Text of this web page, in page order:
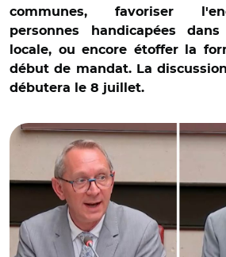
communes, favoriser
personnes handicapées
locale, ou encore étoffer la
début de mandat. La
débutera le 8 juillet.
© Capture vidéo Assemblée nationale/